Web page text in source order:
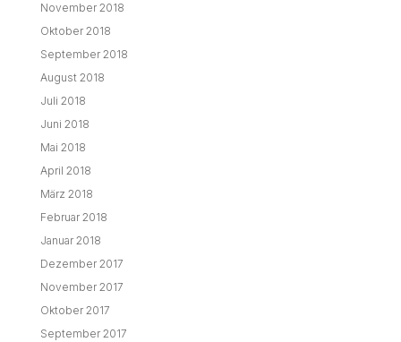
November 2018
Oktober 2018
September 2018
August 2018
Juli 2018
Juni 2018
Mai 2018
April 2018
März 2018
Februar 2018
Januar 2018
Dezember 2017
November 2017
Oktober 2017
September 2017